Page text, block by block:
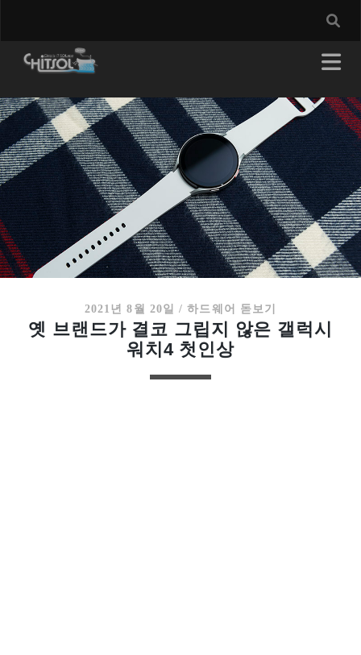
2021년 8월 20일 /하드웨어 돋보기
옛 브랜드가 결코 그립지 않은 갤럭시
워치4 첫인상